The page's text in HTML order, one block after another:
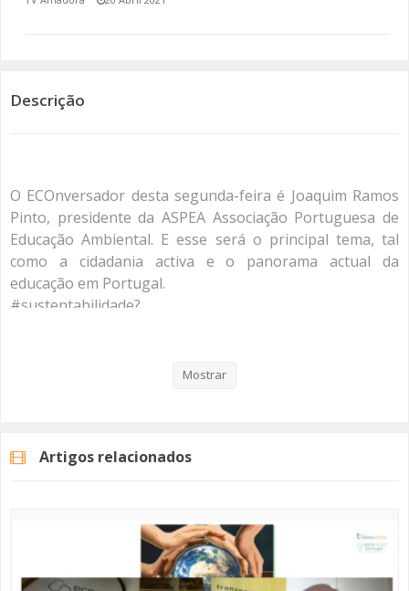
(RE) PENSAMENTOS
ECOMOVE-TE
HISTÓRIAS DE ABRIL
Descrição
O ECOnversador desta segunda-feira é Joaquim Ramos
Pinto, presidente da ASPEA Associação Portuguesa de
Educação Ambiental. E esse será o principal tema, tal
como a cidadania activa e o panorama actual da
educação em Portugal.
#sustentabilidade?
Categorias Programas
Mostrar
Artigos relacionados